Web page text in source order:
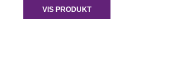
VIS PRODUKT